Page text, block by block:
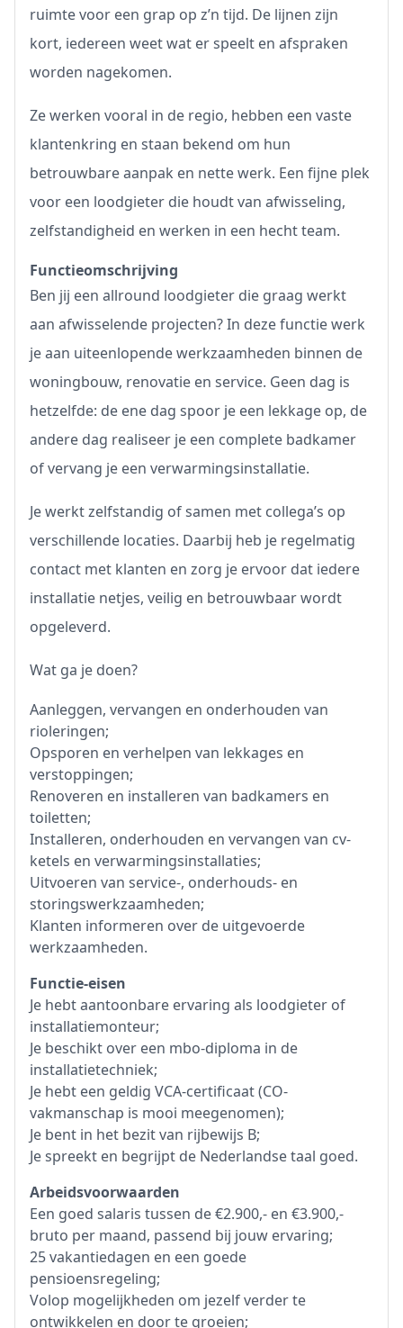
ruimte voor een grap op z’n tijd. De lijnen zijn
kort, iedereen weet wat er speelt en afspraken
worden nagekomen.
Ze werken vooral in de regio, hebben een vaste
klantenkring en staan bekend om hun
betrouwbare aanpak en nette werk. Een fijne plek
voor een loodgieter die houdt van afwisseling,
zelfstandigheid en werken in een hecht team.
Functieomschrijving
Ben jij een allround loodgieter die graag werkt
aan afwisselende projecten? In deze functie werk
je aan uiteenlopende werkzaamheden binnen de
woningbouw, renovatie en service. Geen dag is
hetzelfde: de ene dag spoor je een lekkage op, de
andere dag realiseer je een complete badkamer
of vervang je een verwarmingsinstallatie.
Je werkt zelfstandig of samen met collega’s op
verschillende locaties. Daarbij heb je regelmatig
contact met klanten en zorg je ervoor dat iedere
installatie netjes, veilig en betrouwbaar wordt
opgeleverd.
Wat ga je doen?
Aanleggen, vervangen en onderhouden van
rioleringen;
Opsporen en verhelpen van lekkages en
verstoppingen;
Renoveren en installeren van badkamers en
toiletten;
Installeren, onderhouden en vervangen van cv-
ketels en verwarmingsinstallaties;
Uitvoeren van service-, onderhouds- en
storingswerkzaamheden;
Klanten informeren over de uitgevoerde
werkzaamheden.
Functie-eisen
Je hebt aantoonbare ervaring als loodgieter of
installatiemonteur;
Je beschikt over een mbo-diploma in de
installatietechniek;
Je hebt een geldig VCA-certificaat (CO-
vakmanschap is mooi meegenomen);
Je bent in het bezit van rijbewijs B;
Je spreekt en begrijpt de Nederlandse taal goed.
Arbeidsvoorwaarden
Een goed salaris tussen de €2.900,- en €3.900,-
bruto per maand, passend bij jouw ervaring;
25 vakantiedagen en een goede
pensioensregeling;
Volop mogelijkheden om jezelf verder te
ontwikkelen en door te groeien;